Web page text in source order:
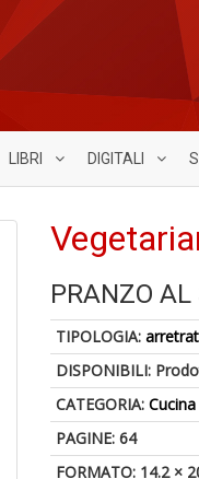
LIBRI DIGITALI
PRANZO AL
TIPOLOGIA:
DISPONIBILI:
CATEGORIA:Cucina
PAGINE: 64
FORMATO: 14.2 ×